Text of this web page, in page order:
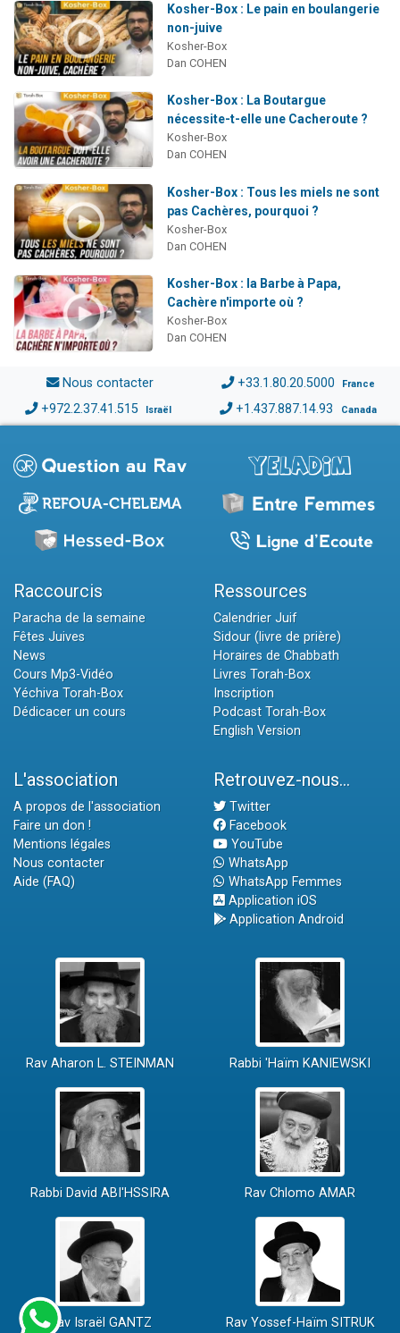
Kosher-Box : Le pain en boulangerie
non-juive
Kosher-Box
Dan COHEN
Kosher-Box : La Boutargue
nécessite-t-elle une Cacheroute ?
Kosher-Box
Dan COHEN
Kosher-Box : Tous les miels ne sont
pas Cachères, pourquoi ?
Kosher-Box
Dan COHEN
Kosher-Box : la Barbe à Papa,
Cachère n'importe où ?
Kosher-Box
Dan COHEN
Nous contacter +33.1.80.20.5000 France
+972.2.37.41.515 Israël +1.437.887.14.93 Canada
Raccourcis
Paracha de la semaine
Fêtes Juives
News
Cours Mp3-Vidéo
Yéchiva Torah-Box
Dédicacer un cours
Ressources
Calendrier Juif
Sidour (livre de prière)
Horaires de Chabbath
Livres Torah-Box
Inscription
Podcast Torah-Box
English Version
L'association
A propos de l'association
Faire un don !
Mentions légales
Nous contacter
Aide (FAQ)
Retrouvez-nous...
Twitter
Facebook
YouTube
WhatsApp
WhatsApp Femmes
Application iOS
Application Android
Rav Aharon L. STEINMAN Rabbi 'Haïm KANIEWSKI
Rabbi David ABI'HSSIRA Rav Chlomo AMAR
Rav Israël GANTZ Rav Yossef-Haïm SITRUK